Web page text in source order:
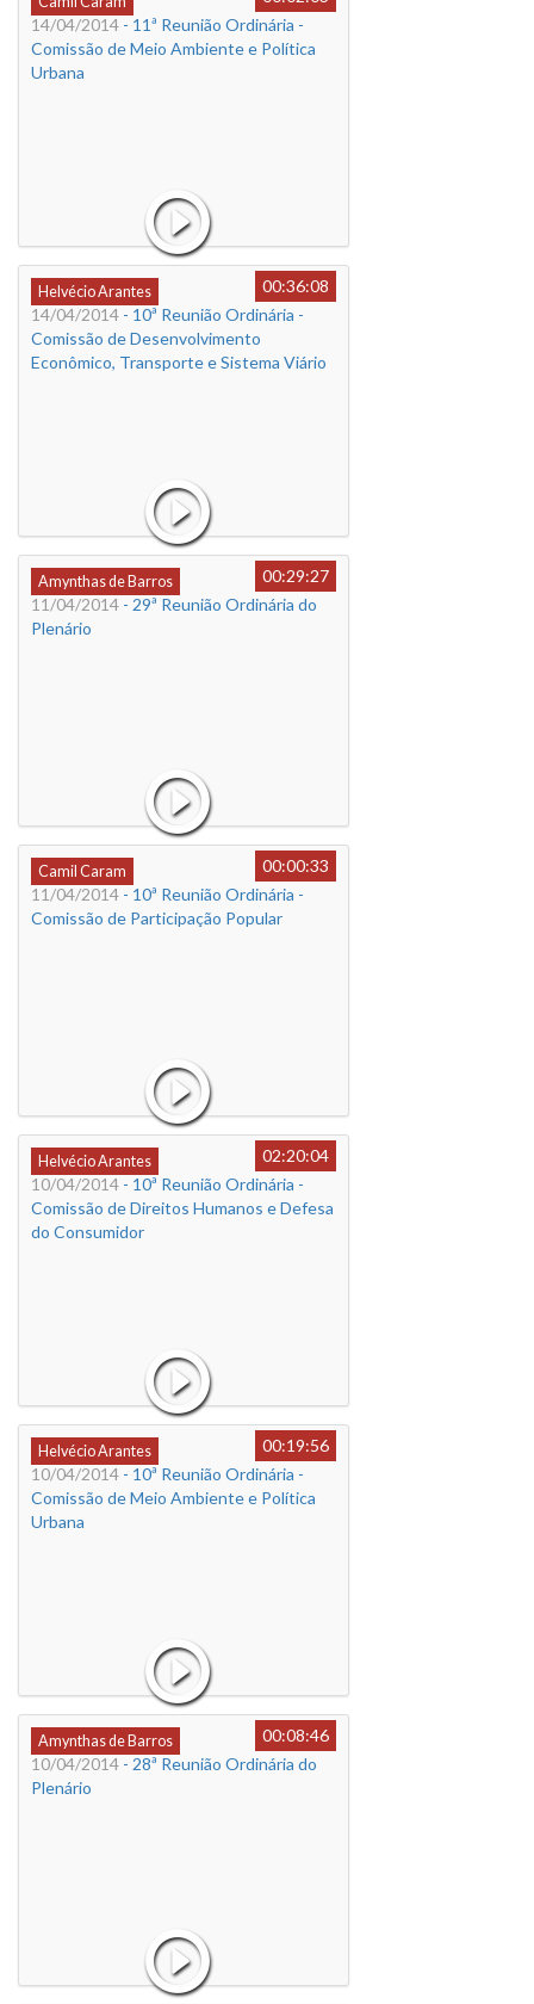
14/04/2014 - 11ª Reunião Ordinária -
Comissão de Meio Ambiente e Política
Urbana
Helvécio Arantes
00:36:08
14/04/2014 - 10ª Reunião Ordinária -
Comissão de Desenvolvimento
Econômico, Transporte e Sistema Viário
Amynthas de Barros
00:29:27
11/04/2014 - 29ª Reunião Ordinária do
Plenário
Camil Caram
00:00:33
11/04/2014 - 10ª Reunião Ordinária -
Comissão de Participação Popular
Helvécio Arantes
02:20:04
10/04/2014 - 10ª Reunião Ordinária -
Comissão de Direitos Humanos e Defesa
do Consumidor
Helvécio Arantes
00:19:56
10/04/2014 - 10ª Reunião Ordinária -
Comissão de Meio Ambiente e Política
Urbana
Amynthas de Barros
00:08:46
10/04/2014 - 28ª Reunião Ordinária do
Plenário